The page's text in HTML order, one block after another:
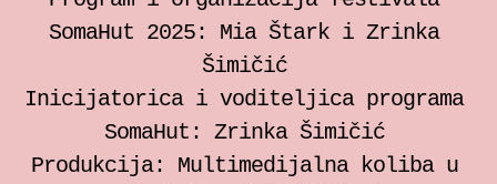
SomaHut 2025: Mia Štark i Zrinka
Šimičić
Inicijatorica i voditeljica programa
SomaHut: Zrinka Šimičić
Produkcija: Multimedijalna koliba u